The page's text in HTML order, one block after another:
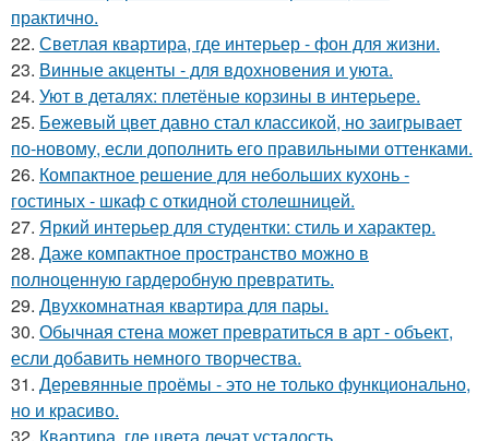
практично.
22. Светлая квартира, где интерьер - фон для жизни.
23. Винные акценты - для вдохновения и уюта.
24. Уют в деталях: плетёные корзины в интерьере.
25. Бежевый цвет давно стал классикой, но заигрывает
по-новому, если дополнить его правильными оттенками.
26. Компактное решение для небольших кухонь -
гостиных - шкаф с откидной столешницей.
27. Яркий интерьер для студентки: стиль и характер.
28. Даже компактное пространство можно в
полноценную гардеробную превратить.
29. Двухкомнатная квартира для пары.
30. Обычная стена может превратиться в арт - объект,
если добавить немного творчества.
31. Деревянные проёмы - это не только функционально,
но и красиво.